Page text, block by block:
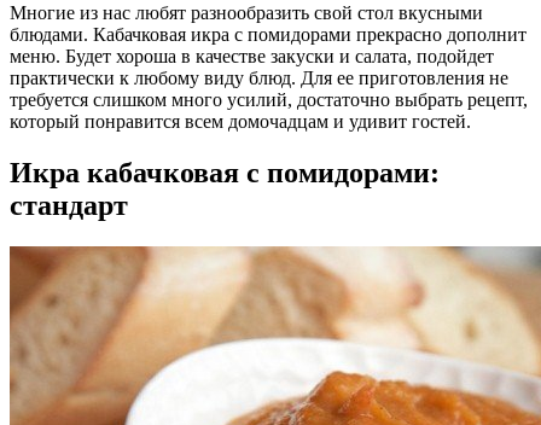
Многие из нас любят разнообразить свой стол вкусными
блюдами. Кабачковая икра с помидорами прекрасно дополнит
меню. Будет хороша в качестве закуски и салата, подойдет
практически к любому виду блюд. Для ее приготовления не
требуется слишком много усилий, достаточно выбрать рецепт,
который понравится всем домочадцам и удивит гостей.
Икра кабачковая с помидорами:
стандарт